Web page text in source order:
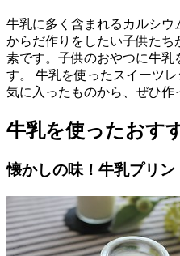
牛乳に多く含まれるカルシ
からだ作りをしたい子供た
素です。子供のおやつに牛
す。 牛乳を使ったスイーツ
気に入ったものから、ぜひ作
牛乳を使ったおす
懐かしの味！牛乳プリン